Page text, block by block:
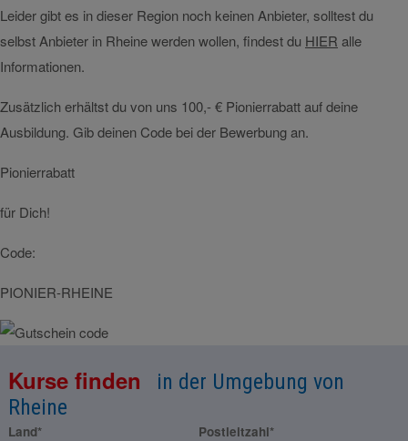
Leider gibt es in dieser Region noch keinen Anbieter, solltest du
selbst Anbieter in Rheine werden wollen, findest du HIER alle
Informationen.
Zusätzlich erhältst du von uns 100,- € Pionierrabatt auf deine
Ausbildung. Gib deinen Code bei der Bewerbung an.
Pionierrabatt
für Dich!
Code:
PIONIER-RHEINE
Kurse finden
in der Umgebung von
Rheine
Land* Postleitzahl*